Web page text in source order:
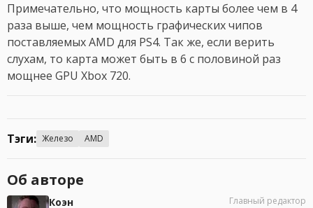
Примечательно, что мощность карты более чем в 4
раза выше, чем мощность графических чипов
поставляемых AMD для PS4. Так же, если верить
слухам, то карта может быть в 6 с половиной раз
мощнее GPU Xbox 720.
Тэги: Железо AMD
Об авторе
Коэн
Главный редактор